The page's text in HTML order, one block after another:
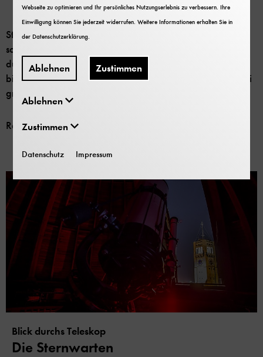
Sterne leuchten nicht ewig – auch wenn es uns Menschen
so erscheint. Aus Gas- und Staubwolken entstanden
durchlaufen alle Sterne einen bestimmten Lenbenszyklus
bis hin zu ihrem Untergang. Dieser kann insbesondere bei
großen Sternen allerdings sehr spektakulär verlaufen.
Referent:Dr. Michael Bühling
Blick durchs Teleskop
Die Sternwarten
Webseite zu optimieren und Ihr persönliches Nutzungserlebnis zu verbessern. Ihre
Einwilligung können Sie jederzeit widerrufen. Weitere Informationen erhalten Sie in
derDatenschutzerklärung.
Ablehnen Zustimmen
Ablehnen
Zustimmen
Datenschutz Impressum